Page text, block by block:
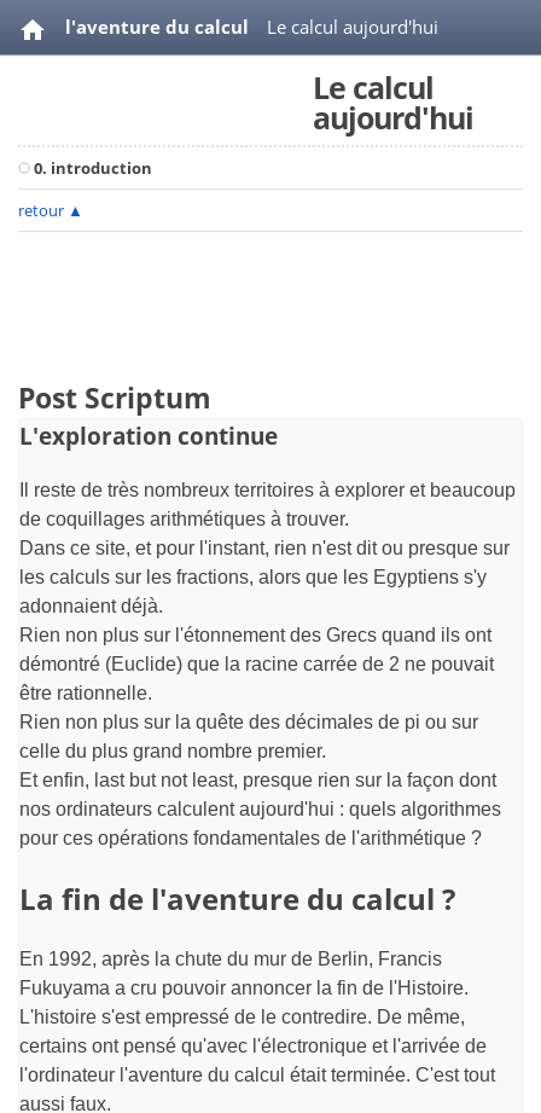
l'aventure du calcul Le calcul aujourd'hui
Le calcul
aujourd'hui
0. introduction
retour ▲
Post Scriptum
L'exploration continue
Il reste de très nombreux territoires à explorer et beaucoup
de coquillages arithmétiques à trouver.
Dans ce site, et pour l'instant, rien n'est dit ou presque sur
les calculs sur les fractions, alors que les Egyptiens s'y
adonnaient déjà.
Rien non plus sur l'étonnement des Grecs quand ils ont
démontré (Euclide) que la racine carrée de 2 ne pouvait
être rationnelle.
Rien non plus sur la quête des décimales de pi ou sur
celle du plus grand nombre premier.
Et enfin, last but not least, presque rien sur la façon dont
nos ordinateurs calculent aujourd'hui : quels algorithmes
pour ces opérations fondamentales de l'arithmétique ?
La fin de l'aventure du calcul ?
En 1992, après la chute du mur de Berlin, Francis
Fukuyama a cru pouvoir annoncer la fin de l'Histoire.
L'histoire s'est empressé de le contredire. De même,
certains ont pensé qu'avec l'électronique et l'arrivée de
l'ordinateur l'aventure du calcul était terminée. C'est tout
aussi faux.